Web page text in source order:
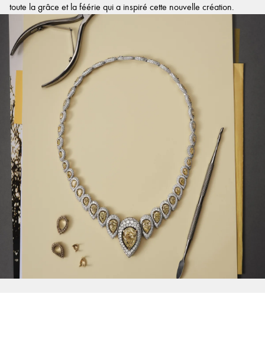
toute la grâce et la féérie qui a inspiré cette nouvelle création.